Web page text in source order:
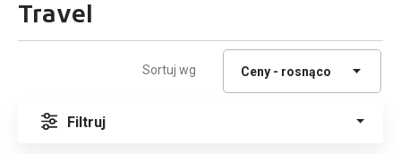
Travel
Sortuj wg
Filtruj